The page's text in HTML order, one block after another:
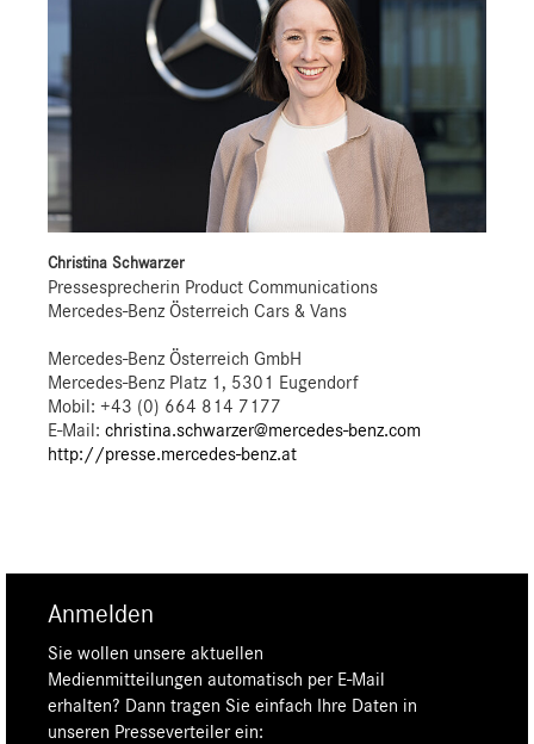
Christina Schwarzer
Pressesprecherin Product Communications
Mercedes-Benz Österreich Cars & Vans
Mercedes-Benz Österreich GmbH
Mercedes-Benz Platz 1, 5301 Eugendorf
Mobil: +43 (0) 664 814 7177
E-Mail: christina.schwarzer@mercedes-benz.com
http://presse.mercedes-benz.at
Anmelden
Sie wollen unsere aktuellen
Medienmitteilungen automatisch per E-Mail
erhalten? Dann tragen Sie einfach Ihre Daten in
unseren Presseverteiler ein: